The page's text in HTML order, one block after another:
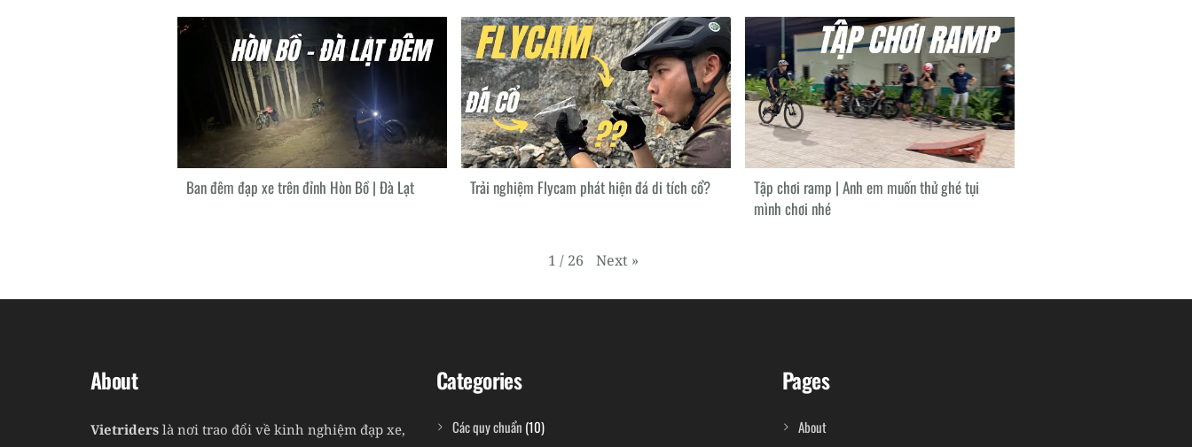
Ban đêm đạp xe trên đỉnh Hòn Bồ | Đà Lạt Trải nghiệm Flycam phát hiện đá di tích cổ?
Tập chơi ramp | Anh em muốn thử ghé tụi
mình chơi nhé
1 / 26 Next »
About
Vietriders là nơi trao đổi về kinh nghiệm đạp xe,
Categories
Các quy chuẩn (10)
Pages
About